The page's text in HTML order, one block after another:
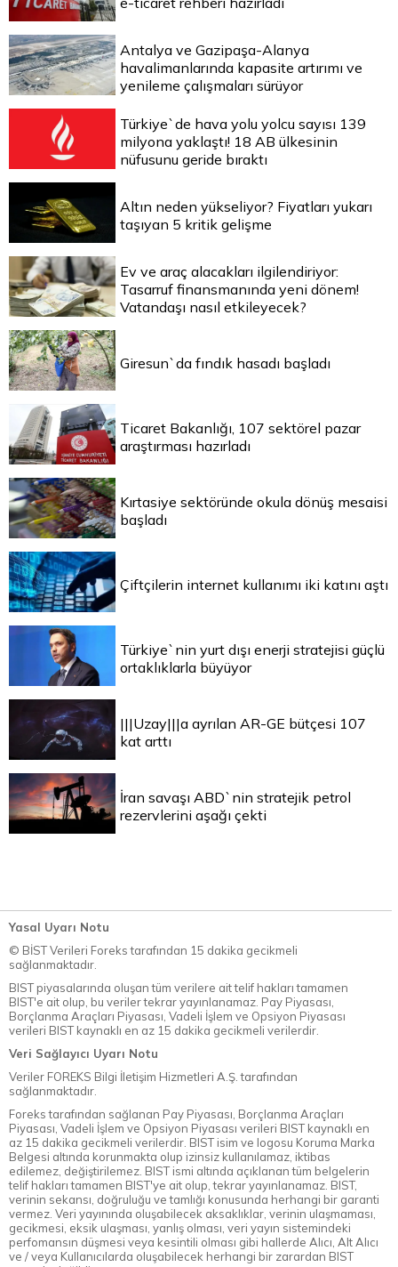
Antalya ve Gazipaşa-Alanya
havalimanlarında kapasite artırımı ve
yenileme çalışmaları sürüyor
Türkiye`de hava yolu yolcu sayısı 139
milyona yaklaştı! 18 AB ülkesinin
nüfusunu geride bıraktı
Altın neden yükseliyor? Fiyatları yukarı
taşıyan 5 kritik gelişme
Ev ve araç alacakları ilgilendiriyor:
Tasarruf finansmanında yeni dönem!
Vatandaşı nasıl etkileyecek?
Giresun`da fındık hasadı başladı
Ticaret Bakanlığı, 107 sektörel pazar
araştırması hazırladı
Kırtasiye sektöründe okula dönüş mesaisi
başladı
Çiftçilerin internet kullanımı iki katını aştı
Türkiye`nin yurt dışı enerji stratejisi güçlü
ortaklıklarla büyüyor
|||Uzay|||a ayrılan AR-GE bütçesi 107
kat arttı
İran savaşı ABD`nin stratejik petrol
rezervlerini aşağı çekti
Yasal Uyarı Notu
© BİST Verileri Foreks tarafından 15 dakika gecikmeli
sağlanmaktadır.
BIST piyasalarında oluşan tüm verilere ait telif hakları tamamen
BIST'e ait olup, bu veriler tekrar yayınlanamaz. Pay Piyasası,
Borçlanma Araçları Piyasası, Vadeli İşlem ve Opsiyon Piyasası
verileri BIST kaynaklı en az 15 dakika gecikmeli verilerdir.
Veri Sağlayıcı Uyarı Notu
Veriler FOREKS Bilgi İletişim Hizmetleri A.Ş. tarafından
sağlanmaktadır.
Foreks tarafından sağlanan Pay Piyasası, Borçlanma Araçları
Piyasası, Vadeli İşlem ve Opsiyon Piyasası verileri BIST kaynaklı en
az 15 dakika gecikmeli verilerdir. BIST isim ve logosu Koruma Marka
Belgesi altında korunmakta olup izinsiz kullanılamaz, iktibas
edilemez, değiştirilemez. BIST ismi altında açıklanan tüm belgelerin
telif hakları tamamen BIST'ye ait olup, tekrar yayınlanamaz. BIST,
verinin sekansı, doğruluğu ve tamlığı konusunda herhangi bir garanti
vermez. Veri yayınında oluşabilecek aksaklıklar, verinin ulaşmaması,
gecikmesi, eksik ulaşması, yanlış olması, veri yayın sistemindeki
perfomansın düşmesi veya kesintili olması gibi hallerde Alıcı, Alt Alıcı
ve / veya Kullanıcılarda oluşabilecek herhangi bir zarardan BIST